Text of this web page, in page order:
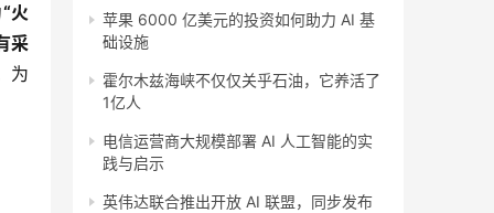
火
采
为
苹果 6000 亿美元的投资如何助力 AI 基
础设施
霍尔木兹海峡不仅仅关乎石油，它养活了
1亿人
电信运营商大规模部署 AI 人工智能的实
践与启示
英伟达联合推出开放 AI 联盟，同步发布